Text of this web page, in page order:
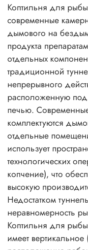
Коптильня для рыбы
современные
дымового на
продукта
отдельных
традиционной
непрерывного
расположенную
печью.
комплектуются
отдельные
использует
технологических
копчение), что
высокую
Недостатком
неравномерность
Коптильня для
имеет